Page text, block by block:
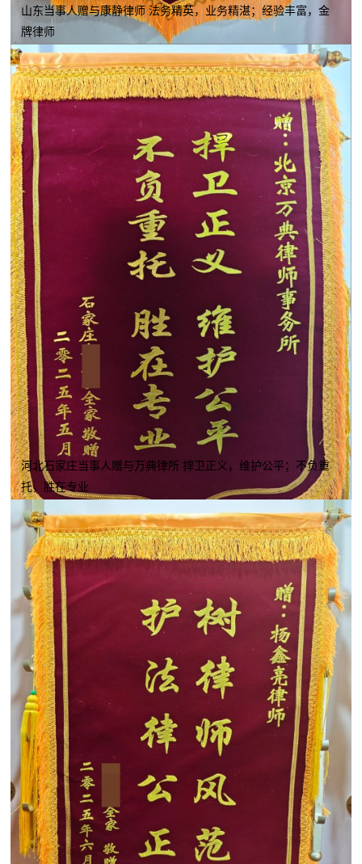
山东当事人赠与康静律师 法务精英，业务精湛；经验丰富，金
牌律师
河北石家庄当事人赠与万典律所 捍卫正义，维护公平；不负重
托，胜在专业